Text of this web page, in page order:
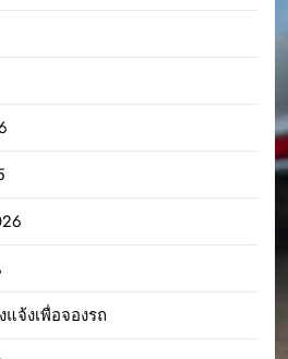
จ้งเพื่อจองรถ